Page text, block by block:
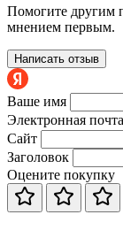
Помогите другим
мнением первым.
Написать отзыв
Ваше имя
Электронная почта
Сайт
Заголовок
Оцените покупку